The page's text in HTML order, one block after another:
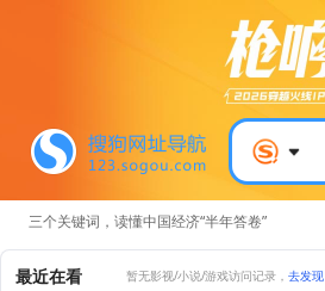
三个关键词，读懂中国经济“半年答卷”
最近在看 暂无影视/小说/游戏访问记录，去发现